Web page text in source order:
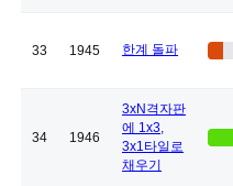
33 1945 한계 돌파
34 1946
3xN격자판
에 1x3,
3x1타일로
채우기